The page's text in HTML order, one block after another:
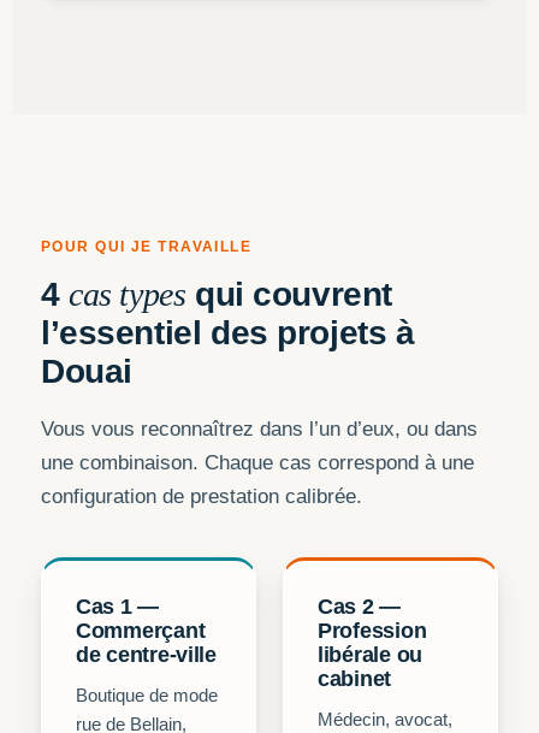
POUR QUI JE TRAVAILLE
4cas types qui couvrent
l’essentiel des projets à
Douai
Vous vous reconnaîtrez dans l’un d’eux, ou dans
une combinaison. Chaque cas correspond à une
configuration de prestation calibrée.
Cas 1 —
Commerçant
de centre-ville
Boutique de mode
rue de Bellain,
Cas 2 —
Profession
libérale ou
cabinet
Médecin, avocat,